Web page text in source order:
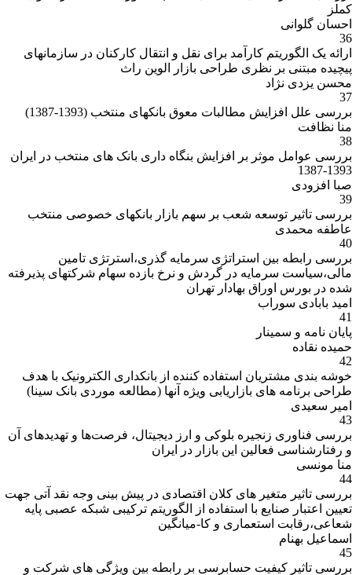
کملز
احسان گلوانی
36
ارائه یک الگوریتم کارآمد برای نقل و انتقال کارکنان در سازمانهای
پیچیده مبتنی بر نظری طراحی بازار الوین راث
محسن یزدی نژاد
37
بررسی علل افزایش مطالبات معوق بانکهای منتخب (1393-1387)
منا نظافت
38
بررسی عوامل موثر بر افزایش بنگاه داری بانک های منتخب در ایران
1393-1387
صبا افزودی
39
بررسی تاثیر توسعه شعب بر سهم بازار بانکهای خصوصی منتخب
عاطفه محمدی
40
بررسی رابطه بین استراتژی سرمایه گذری،استرتژی تامین
مالی،سیاست سرمایه در گردش و نرخ بازده سهام شرکتهای پذیرفته
شده در بورس اوراق بهادار تهران
امید بابادی سوراب
41
پایان نامه و سمینار
حمیده نقاده
42
خوشه بندی مشتریان استفاده کننده از بانکداری الکترونیک با هدف
طراحی برنامه های بازاریابی ویژه آنها (مطالعه موردی بانک سینا)
امیر سعیدی
43
بررسی فناوری زنجیره بلوکی و ارز دیجیتال، فرصت‌ها و تهدیدهای آن
و رفتارشناسی فعالین این بازار در ایران
منا مونسی
44
بررسی تاثیر متغیر های کلان اقتصادی در پیش بینی وجه نقد آتی جهت
تعیین اعتبار صنایع با استفاده از الگوریتم ترکیبی شبکه عصبی پایه
شعاعی،رقابت استعماری و کا-میانگین
اسماعیل بهنام
45
بررسی تاثیر کیفیت حسابرسی بر رابطه بین ویژگی های شرکت و